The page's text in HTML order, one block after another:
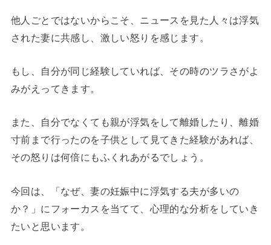
他人ごとではないからこそ、ニュースを見た人々は浮気
された妻に共感し、激しい怒りを感じます。
もし、自分が同じ経験していれば、その時のツラさがよ
みがえってきます。
また、自分でなくても親が浮気をして離婚したり、離婚
寸前まで行ったのを子供として見てきた経験があれば、
その怒りは何倍にもふくれあがるでしょう。
今回は、「なぜ、妻の妊娠中に浮気する夫が多いの
か？」にフォーカスを当てて、心理的な分析をしていき
たいと思います。